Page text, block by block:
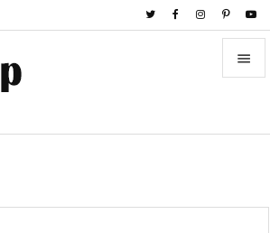

前へ